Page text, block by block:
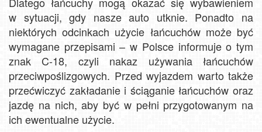
w sytuacji, gdy nasze auto utknie. Ponadto na
niektórych odcinkach użycie łańcuchów może być
wymagane przepisami – w Polsce informuje o tym
znak C-18, czyli nakaz używania łańcuchów
przeciwpoślizgowych. Przed wyjazdem warto także
przećwiczyć zakładanie i ściąganie łańcuchów oraz
jazdę na nich, aby być w pełni przygotowanym na
ich ewentualne użycie.